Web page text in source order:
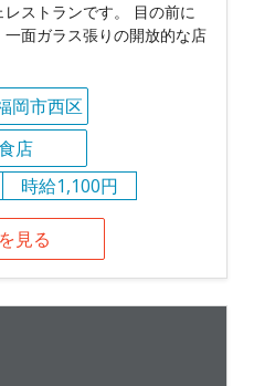
ストランです。 目の前に
面ガラス張りの開放的な店
岡市西区
店
時給1,100円
見る